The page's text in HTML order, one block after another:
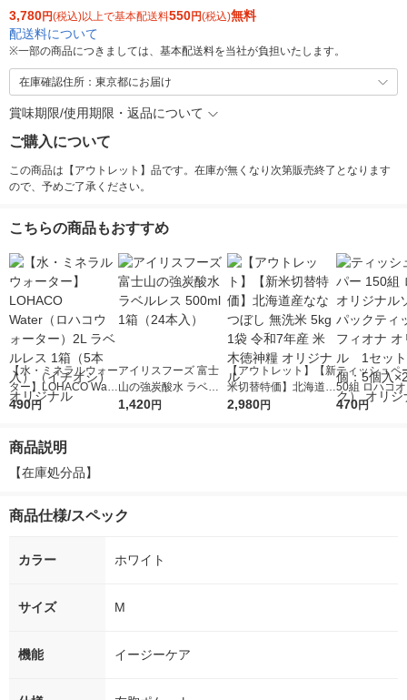
3,780円(税込)以上で基本配送料550円(税込)無料
配送料について
※一部の商品につきましては、基本配送料を当社が負担いたします。
在庫確認住所：東京都にお届け
賞味期限/使用期限・返品について
ご購入について
この商品は【アウトレット】品です。在庫が無くなり次第販売終了となります
ので、予めご了承ください。
こちらの商品もおすすめ
【水・ミネラルウォー
ター】LOHACO Wate
r（ロハコウォータ
シ） オリジナル
490円
アイリスフーズ 富士
山の強炭酸水 ラベル
レス 500ml 1箱（24
1,420円
【アウトレット】【新
米切替特価】北海道産
ななつぼし 無洗米 5k
2,980円
ティッシュペ
50組 ロハコ
ルソフトパッ
470円
商品説明
【在庫処分品】
商品仕様/スペック
カラー ホワイト
サイズ M
機能 イージーケア